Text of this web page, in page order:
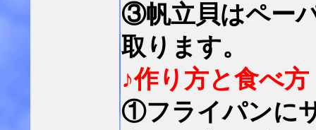
③帆立貝はペー
取ります。
♪作り方と食べ方
①フライパンに